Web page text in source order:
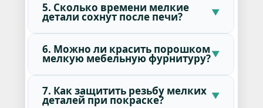
5. Сколько времени мелкие
детали сохнут после печи?
6. Можно ли красить порошком
мелкую мебельную фурнитуру?
7. Как защитить резьбу мелких
деталей при покраске?